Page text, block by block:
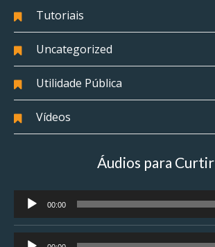
Tutoriais
Uncategorized
Utilidade Pública
Vídeos
Áudios para Curtir
Tocador
de
áudio
00:00
Tocador